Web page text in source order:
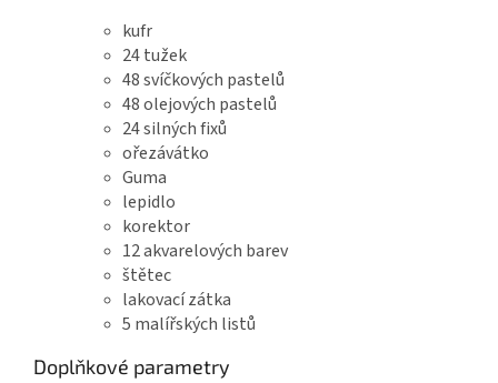
kufr
24 tužek
48 svíčkových pastelů
48 olejových pastelů
24 silných fixů
ořezávátko
Guma
lepidlo
korektor
12 akvarelových barev
štětec
lakovací zátka
5 malířských listů
Doplňkové parametry